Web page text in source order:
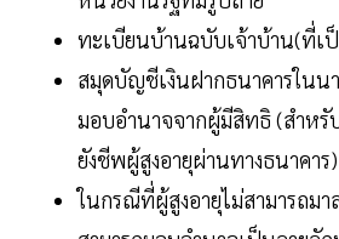
ทะเบียนบ้านฉบับเจ้าบ้าน(ที่เ
สมุดบัญชีเงินฝากธนาคารในน
มอบอำนาจจากผู้มีสิทธิ (สำหรั
ยังชีพผู้สูงอายุผ่านทางธนาคาร)
ในกรณีที่ผู้สูงอายุไม่สามารถมา